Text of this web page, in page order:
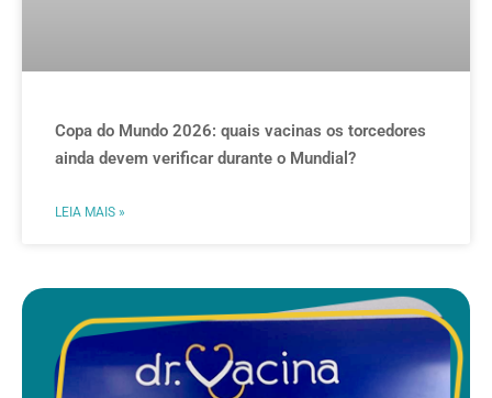
Copa do Mundo 2026: quais vacinas os torcedores
ainda devem verificar durante o Mundial?
LEIA MAIS »